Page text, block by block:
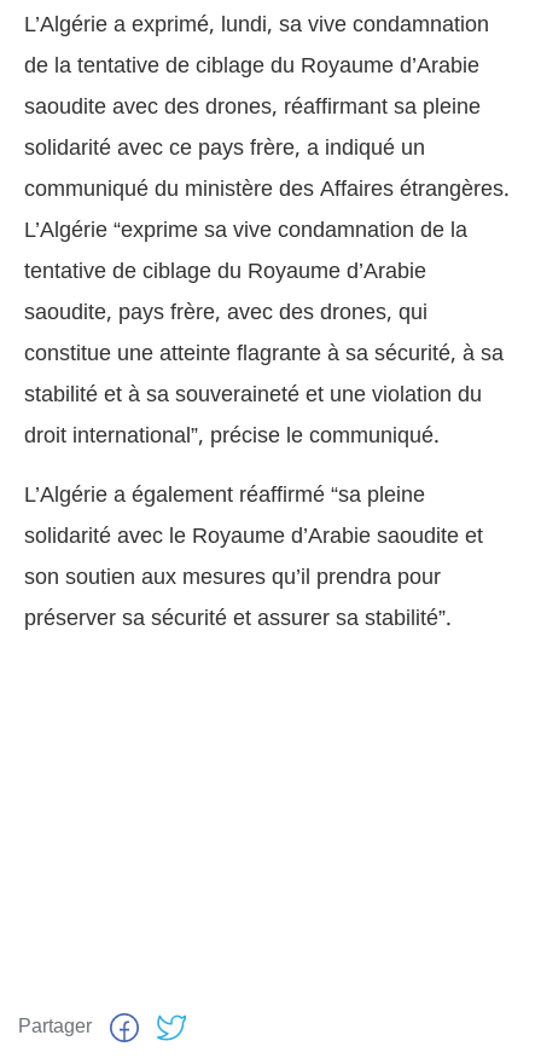
L’Algérie a exprimé, lundi, sa vive condamnation
de la tentative de ciblage du Royaume d’Arabie
saoudite avec des drones, réaffirmant sa pleine
solidarité avec ce pays frère, a indiqué un
communiqué du ministère des Affaires étrangères.
L’Algérie “exprime sa vive condamnation de la
tentative de ciblage du Royaume d’Arabie
saoudite, pays frère, avec des drones, qui
constitue une atteinte flagrante à sa sécurité, à sa
stabilité et à sa souveraineté et une violation du
droit international”, précise le communiqué.
L’Algérie a également réaffirmé “sa pleine
solidarité avec le Royaume d’Arabie saoudite et
son soutien aux mesures qu’il prendra pour
préserver sa sécurité et assurer sa stabilité”.
Partager